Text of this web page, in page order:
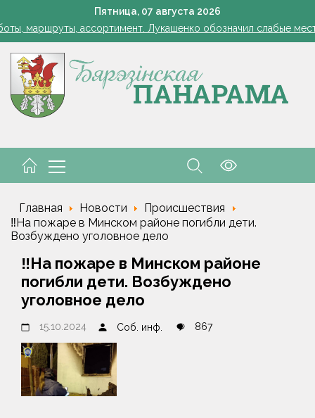
Пятница, 07 августа 2026
Лукашенко: я борюсь не за колхозы или совхозы - я борюсь
маршруты, ассортимент. Лукашенко обозначил слабые
1 стакан в ведро — тля и плодожорка бегут: Августовская
и средний бизнес приглашают к сотрудничеству с
Лукашенко: я борюсь не за колхозы или совхозы - я борюсь
Главная Новости
Происшествия
‼️На пожаре в Минском районе погибли дети.
Возбуждено уголовное дело
‼️На пожаре в Минском районе
погибли дети. Возбуждено
уголовное дело
15.10.2024 Соб. инф. 867